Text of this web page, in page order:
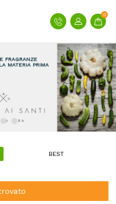
0
FRAGRANZE
MATERIA PRIMA
BEST